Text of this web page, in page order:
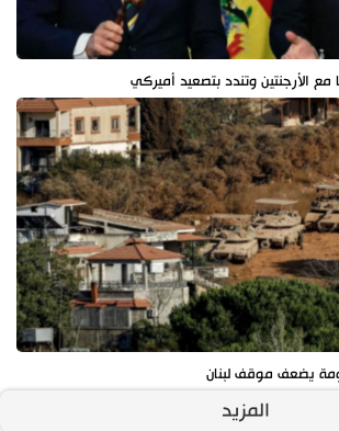
مع الأرجنتين وتندد بتصعيد أميركي
يضعف موقف لبنان
المزيد